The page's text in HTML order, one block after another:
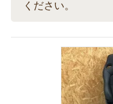
ください。